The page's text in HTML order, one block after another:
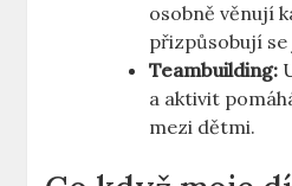
osobně věnují
přizpůsobují
Teambuilding:
a aktivit
mezi dětmi.